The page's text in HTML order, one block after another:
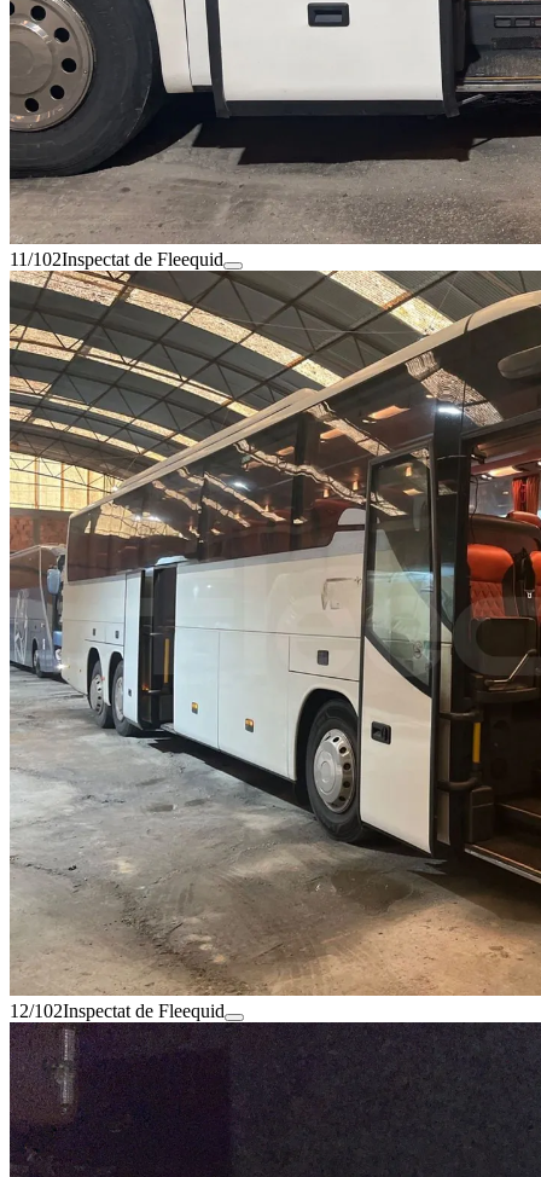
11/102Inspectat de Fleequid
12/102Inspectat de Fleequid